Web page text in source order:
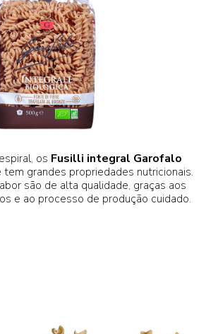
os Fusilli integral Garofalo
grandes propriedades nutricionais.
são de alta qualidade, graças aos
e ao processo de produção cuidado.